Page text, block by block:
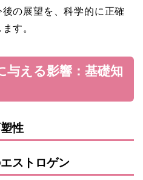
の展望を、科学的に正確
す。
与える影響：基礎知
性
ストロゲン